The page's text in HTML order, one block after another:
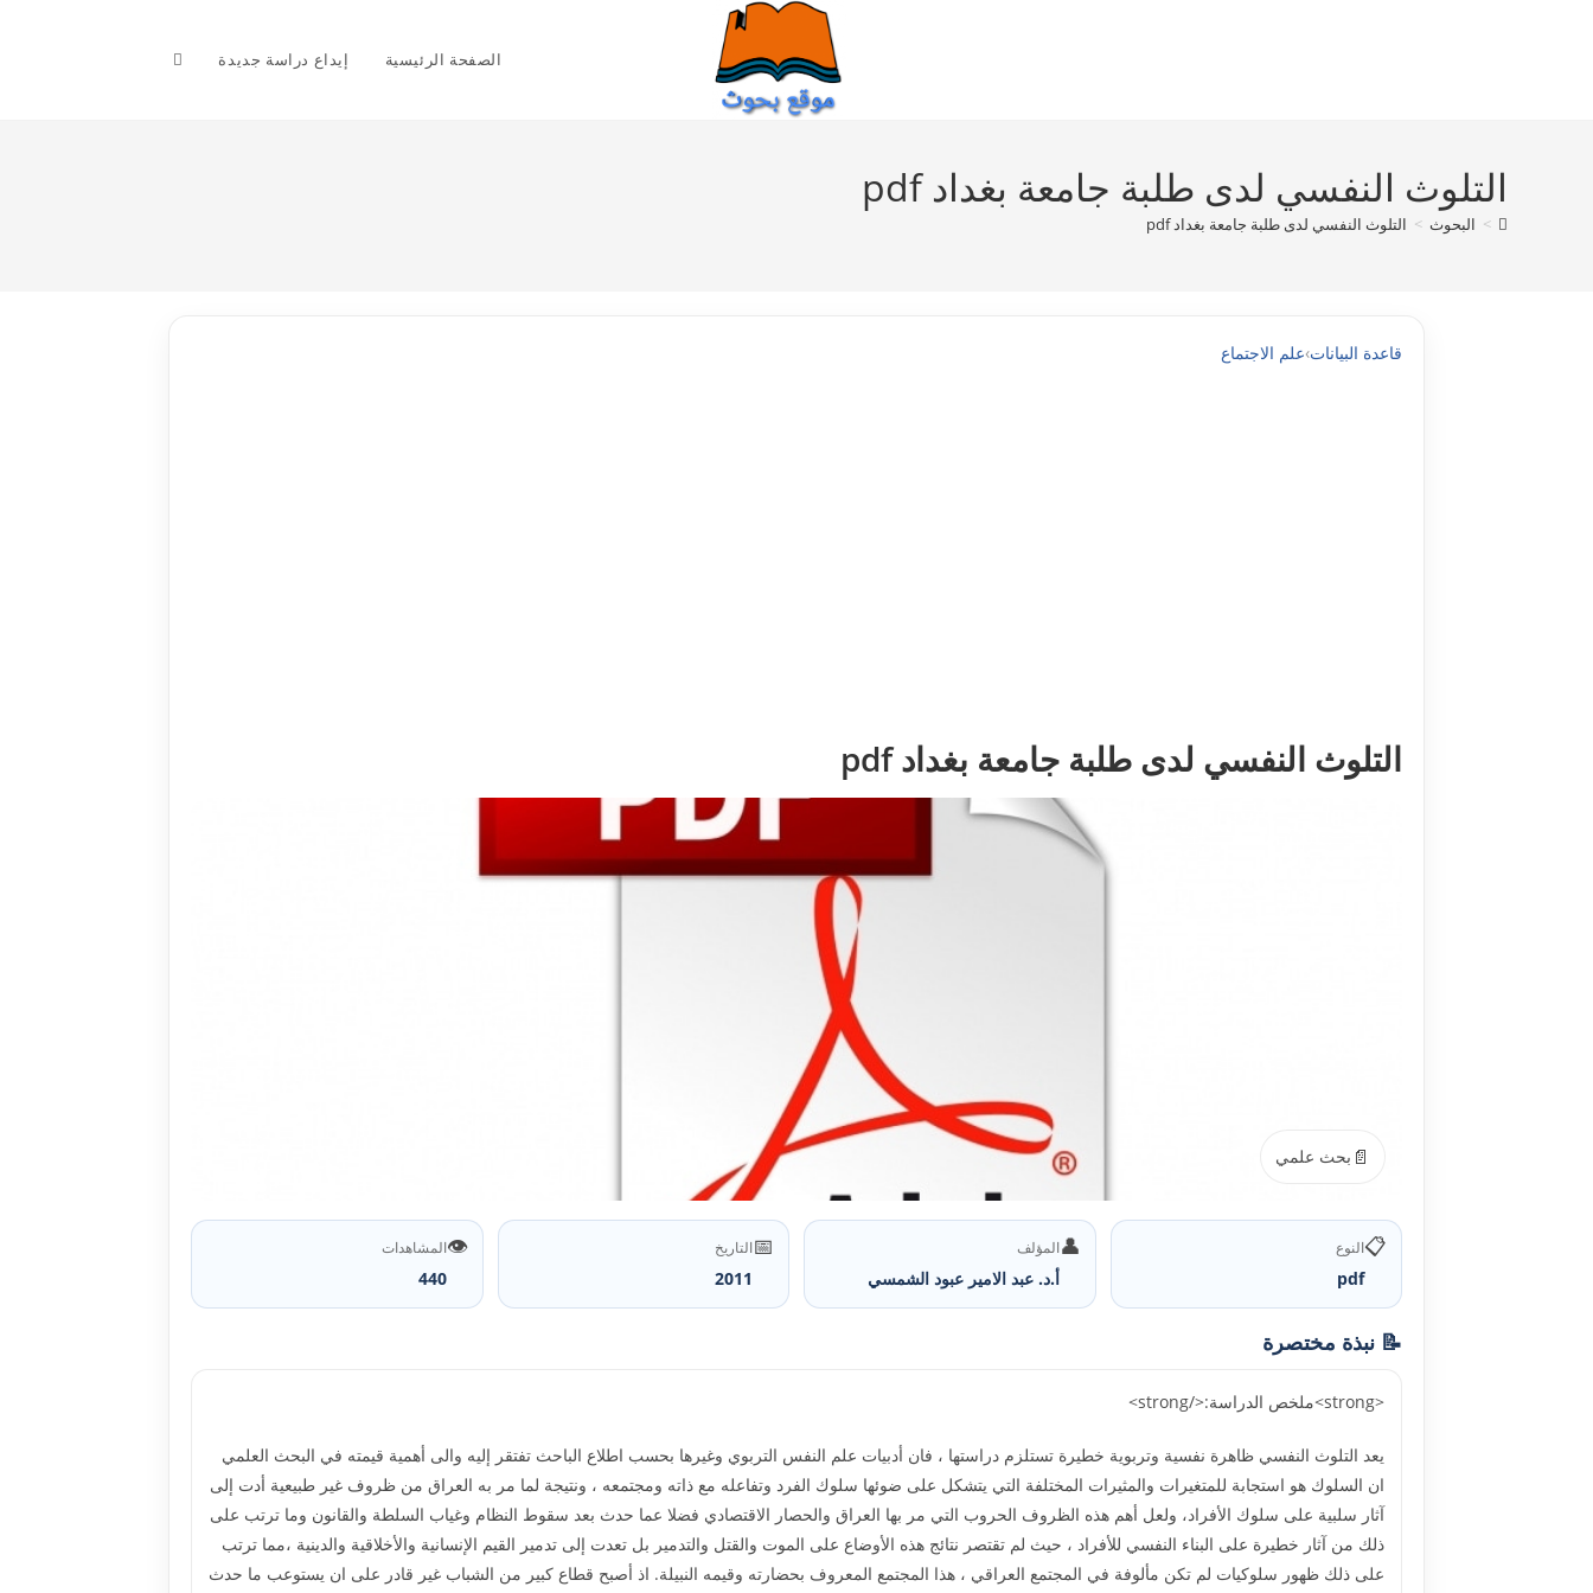
الصفحة الرئيسية إيداع دراسة جديدة Toggle
التلوث النفسي لدى طلبة جامعة بغداد pdf
> البحوث > التلوث النفسي لدى طلبة جامعة بغداد pdf
قاعدة البيانات›علم الاجتماع
التلوث النفسي لدى طلبة جامعة بغداد pdf
📄 بحث علمي
📋النوع
pdf
👤المؤلف
أ.د. عبد الامير عبود الشمسي
📅التاريخ
2011
👁️المشاهدات
440
📝 نبذة مختصرة
<strong>ملخص الدراسة:</strong>
يعد التلوث النفسي ظاهرة نفسية وتربوية خطيرة تستلزم دراستها ، فان أدبيات علم النفس التربوي وغيرها بحسب اطلاع الباحث تفتقر إليه والى أهمية قيمته في البحث العلمي
ان السلوك هو استجابة للمتغيرات والمثيرات المختلفة التي يتشكل على ضوئها سلوك الفرد وتفاعله مع ذاته ومجتمعه ، ونتيجة لما مر به العراق من ظروف غير طبيعية أدت إلى
آثار سلبية على سلوك الأفراد، ولعل أهم هذه الظروف الحروب التي مر بها العراق والحصار الاقتصادي فضلا عما حدث بعد سقوط النظام وغياب السلطة والقانون وما ترتب على
ذلك من آثار خطيرة على البناء النفسي للأفراد ، حيث لم تقتصر نتائج هذه الأوضاع على الموت والقتل والتدمير بل تعدت إلى تدمير القيم الإنسانية والأخلاقية والدينية ،مما ترتب
على ذلك ظهور سلوكيات لم تكن مألوفة في المجتمع العراقي ، هذا المجتمع المعروف بحضارته وقيمه النبيلة. اذ أصبح قطاع كبير من الشباب غير قادر على ان يستوعب ما حدث